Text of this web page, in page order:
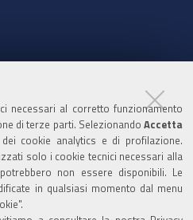
necessari al corretto funzionamento
di terze parti. Selezionando Accetta
cookie analytics e di profilazione.
solo i cookie tecnici necessari alla
non essere disponibili. Le
in qualsiasi momento dal menu
effettuare i pagamenti
diretta o con Avviso di
Paga con PagoPA